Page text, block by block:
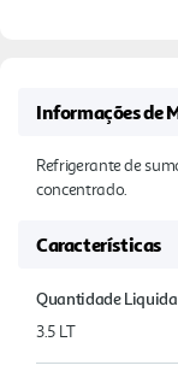
Informações de
Refrigerante de
concentrado.
Características
Quantidade Liquida
3.5 LT